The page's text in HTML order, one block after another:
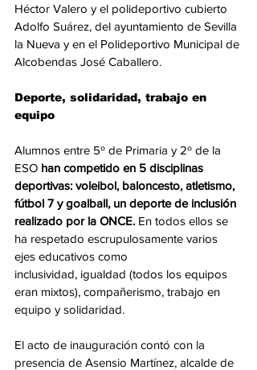
Héctor Valero y el polideportivo cubierto
Adolfo Suárez, del ayuntamiento de Sevilla
la Nueva y en el Polideportivo Municipal de
Alcobendas José Caballero.
Deporte, solidaridad, trabajo en
equipo
Alumnos entre 5º de Primaria y 2º de la
ESO han competido en 5 disciplinas
deportivas: voleibol, baloncesto, atletismo,
fútbol 7 y goalball, un deporte de inclusión
realizado por la ONCE. En todos ellos se
ha respetado escrupulosamente varios
ejes educativos como
inclusividad, igualdad (todos los equipos
eran mixtos), compañerismo, trabajo en
equipo y solidaridad.
El acto de inauguración contó con la
presencia de Asensio Martínez, alcalde de